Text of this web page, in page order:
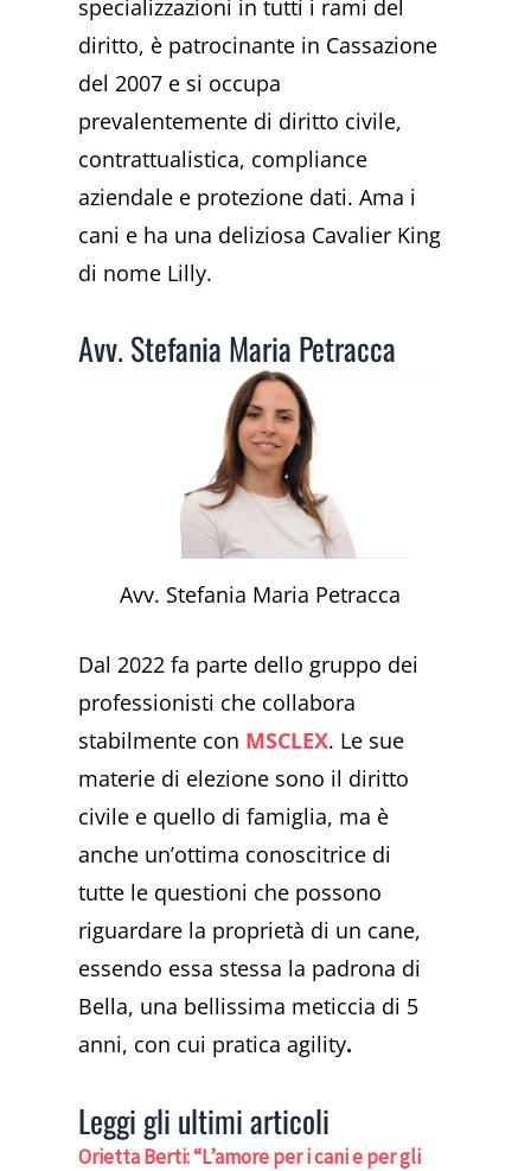
specializzazioni in tutti i rami del
diritto, è patrocinante in Cassazione
del 2007 e si occupa
prevalentemente di diritto civile,
contrattualistica, compliance
aziendale e protezione dati. Ama i
cani e ha una deliziosa Cavalier King
di nome Lilly.
Avv. Stefania Maria Petracca
Avv. Stefania Maria Petracca
Dal 2022 fa parte dello gruppo dei
professionisti che collabora
stabilmente con MSCLEX. Le sue
materie di elezione sono il diritto
civile e quello di famiglia, ma è
anche un’ottima conoscitrice di
tutte le questioni che possono
riguardare la proprietà di un cane,
essendo essa stessa la padrona di
Bella, una bellissima meticcia di 5
anni, con cui pratica agility.
Leggi gli ultimi articoli
Orietta Berti: “L’amore per i cani e per gli